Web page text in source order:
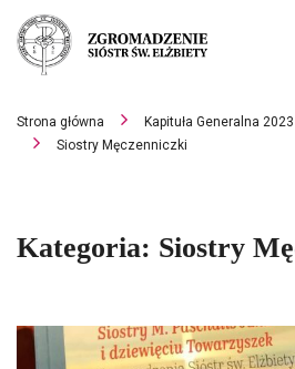
Strona główna Kapituła Generalna 2023
Siostry Męczenniczki
Kategoria: Siostry